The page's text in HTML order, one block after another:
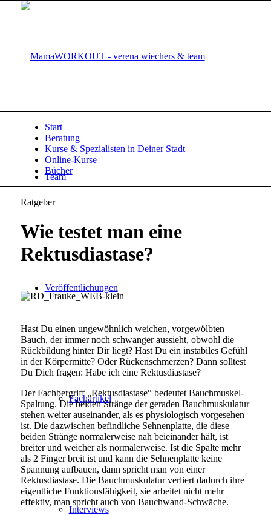
Team
Veröffentlichungen
Fachartikel
Interviews
Start
Beratung
Kurse & Spezialisten in Deiner Stadt
Online-Kurse
Bücher
Ratgeber
Wie testet man eine
Rektusdiastase?
Hast Du einen ungewöhnlich weichen, vorgewölbten
Bauch, der immer noch schwanger aussieht, obwohl die
Rückbildung hinter Dir liegt? Hast Du ein instabiles Gefühl
in der Körpermitte? Oder Rückenschmerzen? Dann solltest
Du Dich fragen: Habe ich eine Rektusdiastase?
Der Fachbergriff „Rektusdiastase“ bedeutet Bauchmuskel-
Spaltung. Die beiden Stränge der geraden Bauchmuskulatur
stehen weiter auseinander, als es physiologisch vorgesehen
ist. Die dazwischen befindliche Sehnenplatte, die diese
beiden Stränge normalerweise nah beieinander hält, ist
breiter und weicher als normalerweise. Ist die Spalte mehr
als 2 Finger breit ist und kann die Sehnenplatte keine
Spannung aufbauen, dann spricht man von einer
Rektusdiastase. Die Bauchmuskulatur verliert dadurch ihre
eigentliche Funktionsfähigkeit, sie arbeitet nicht mehr
effektiv, man spricht auch von Bauchwand-Schwäche.